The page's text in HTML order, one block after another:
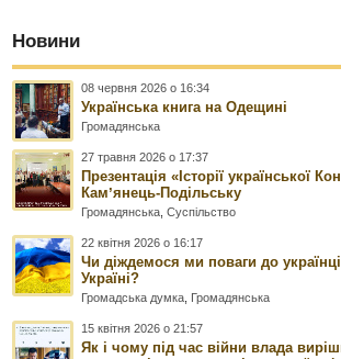
Новини
08 червня 2026 о 16:34
Українська книга на Одещині
Громадянська
27 травня 2026 о 17:37
Презентація «Історії української
Камʼянець-Подільську
Громадянська ,Суспільство
22 квітня 2026 о 16:17
Чи діждемося ми поваги до
Україні?
Громадська думка Громадянська
15 квітня 2026 о 21:57
Як і чому під час війни влада